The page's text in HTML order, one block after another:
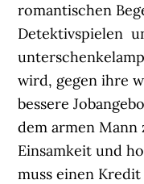
romantischen
Detektivspielen
wird, gegen ihre
bessere
dem armen
Einsamkeit und
muss einen